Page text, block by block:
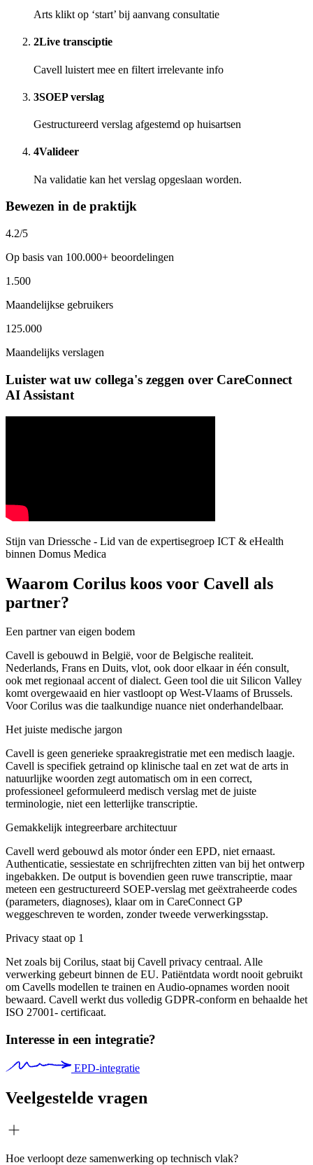
Arts klikt op ‘start’ bij aanvang consultatie
2Live transciptie
Cavell luistert mee en filtert irrelevante info
3SOEP verslag
Gestructureerd verslag afgestemd op huisartsen
4Valideer
Na validatie kan het verslag opgeslaan worden.
Bewezen in de praktijk
4.2/5
Op basis van 100.000+ beoordelingen
1.500
Maandelijkse gebruikers
125.000
Maandelijks verslagen
Luister wat uw collega's zeggen over CareConnect
AI Assistant
Stijn van Driessche - Lid van de expertisegroep ICT & eHealth
binnen Domus Medica
Waarom Corilus koos voor Cavell als
partner?
Een partner van eigen bodem
Cavell is gebouwd in België, voor de Belgische realiteit.
Nederlands, Frans en Duits, vlot, ook door elkaar in één consult,
ook met regionaal accent of dialect. Geen tool die uit Silicon Valley
komt overgewaaid en hier vastloopt op West-Vlaams of Brussels.
Voor Corilus was die taalkundige nuance niet onderhandelbaar.
Het juiste medische jargon
Cavell is geen generieke spraakregistratie met een medisch laagje.
Cavell is specifiek getraind op klinische taal en zet wat de arts in
natuurlijke woorden zegt automatisch om in een correct,
professioneel geformuleerd medisch verslag met de juiste
terminologie, niet een letterlijke transcriptie.
Gemakkelijk integreerbare architectuur
Cavell werd gebouwd als motor ónder een EPD, niet ernaast.
Authenticatie, sessiestate en schrijfrechten zitten van bij het ontwerp
ingebakken. De output is bovendien geen ruwe transcriptie, maar
meteen een gestructureerd SOEP-verslag met geëxtraheerde codes
(parameters, diagnoses), klaar om in CareConnect GP
weggeschreven te worden, zonder tweede verwerkingsstap.
Privacy staat op 1
Net zoals bij Corilus, staat bij Cavell privacy centraal. Alle
verwerking gebeurt binnen de EU. Patiëntdata wordt nooit gebruikt
om Cavells modellen te trainen en Audio-opnames worden nooit
bewaard. Cavell werkt dus volledig GDPR-conform en behaalde het
ISO 27001- certificaat.
Interesse in een integratie?
EPD-integratie
Veelgestelde vragen
Hoe verloopt deze samenwerking op technisch vlak?